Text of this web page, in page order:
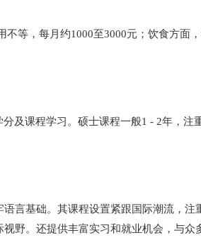
等，每月约1000至3000元；饮食方面
及课程学习。硕士课程一般1 - 2年，
言基础。其课程设置紧跟国际潮流，
野。还提供丰富实习和就业机会，与众